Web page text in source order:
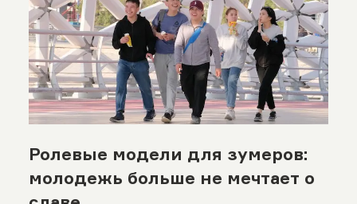
Ролевые модели для зумеров:
молодежь больше не мечтает о